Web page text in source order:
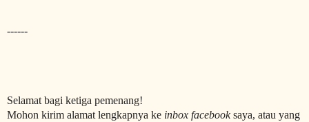
------
Selamat bagi ketiga pemenang!
Mohon kirim alamat lengkapnya ke inbox facebooksaya, atau yang